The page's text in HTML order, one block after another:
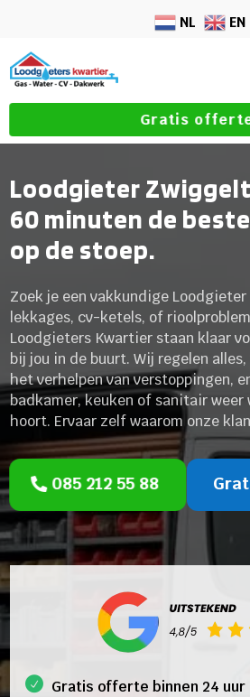
NL EN
Gratis
Loodgieter
60 minuten de
op de stoep.
Zoek je een vakkundige
lekkages, cv-ketels, of
Loodgieters Kwartier staan klaar
bij jou in de buurt. Wij regelen
het verhelpen van verstoppingen,
badkamer, keuken of sanitair
hoort. Ervaar zelf waarom onze
085 212 55 88
Gratis offerte binnen 24 uur